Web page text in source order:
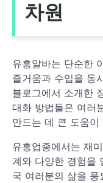
차원
유흥알바는 단순한
즐거움과 수입을 동
블로그에서 소개한
대화 방법들은 여러
만드는 데 큰 도움이
유흥업종에서는 재
계와 다양한 경험을
국 여러분의 삶을